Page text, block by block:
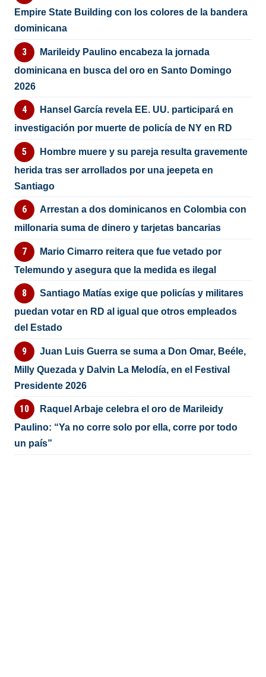
Empire State Building con los colores de la bandera
dominicana
Marileidy Paulino encabeza la jornada
dominicana en busca del oro en Santo Domingo
2026
Hansel García revela EE. UU. participará en
investigación por muerte de policía de NY en RD
Hombre muere y su pareja resulta gravemente
herida tras ser arrollados por una jeepeta en
Santiago
Arrestan a dos dominicanos en Colombia con
millonaria suma de dinero y tarjetas bancarias
Mario Cimarro reitera que fue vetado por
Telemundo y asegura que la medida es ilegal
Santiago Matías exige que policías y militares
puedan votar en RD al igual que otros empleados
del Estado
Juan Luis Guerra se suma a Don Omar, Beéle,
Milly Quezada y Dalvin La Melodía, en el Festival
Presidente 2026
Raquel Arbaje celebra el oro de Marileidy
Paulino: “Ya no corre solo por ella, corre por todo
un país”